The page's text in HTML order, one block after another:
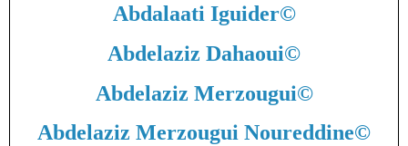
Abdalaati Iguider©
Abdelaziz Dahaoui©
Abdelaziz Merzougui©
Abdelaziz Merzougui Noureddine©